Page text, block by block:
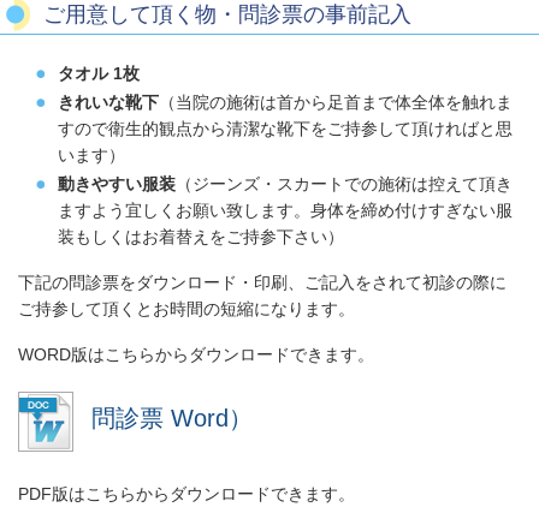
ご用意して頂く物・問診票の事前記入
タオル 1枚
きれいな靴下 （当院の施術は首から足首まで体全体を触れま
すので衛生的観点から清潔な靴下をご持参して頂ければと思
います）
動きやすい服装 （ジーンズ・スカートでの施術は控えて頂き
ますよう宜しくお願い致します。身体を締め付けすぎない服
装もしくはお着替えをご持参下さい）
下記の問診票をダウンロード・印刷、ご記入をされて初診の際に
ご持参して頂くとお時間の短縮になります。
WORD版はこちらからダウンロードできます。
問診票 Word）
PDF版はこちらからダウンロードできます。